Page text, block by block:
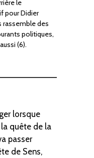
le
pour Didier
rassemble des
politiques,
(6).
la quête de la
passer
de Sens,